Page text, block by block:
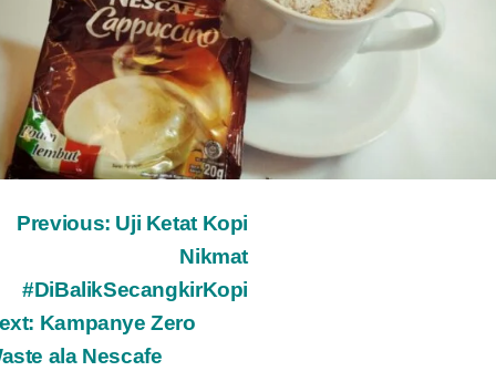
Previous: Uji Ketat Kopi
Nikmat
#DiBalikSecangkirKopi
Kampanye Zero
ala Nescafe